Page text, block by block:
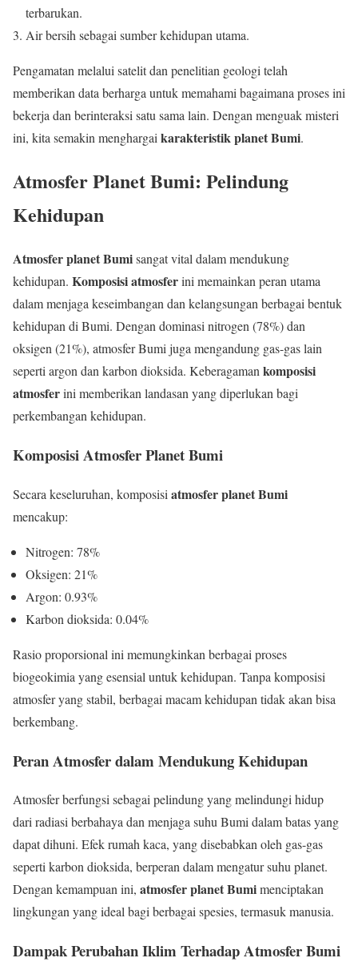
terbarukan.
Air bersih sebagai sumber kehidupan utama.
Pengamatan melalui satelit dan penelitian geologi telah
memberikan data berharga untuk memahami bagaimana proses ini
bekerja dan berinteraksi satu sama lain. Dengan menguak misteri
ini, kita semakin menghargai karakteristik planet Bumi.
Atmosfer Planet Bumi: Pelindung
Kehidupan
Atmosfer planet Bumisangat vital dalam mendukung
kehidupan. Komposisi atmosferini memainkan peran utama
dalam menjaga keseimbangan dan kelangsungan berbagai bentuk
kehidupan di Bumi. Dengan dominasi nitrogen (78%) dan
oksigen (21%), atmosfer Bumi juga mengandung gas-gas lain
seperti argon dan karbon dioksida. Keberagamankomposisi
atmosferini memberikan landasan yang diperlukan bagi
perkembangan kehidupan.
Komposisi Atmosfer Planet Bumi
Secara keseluruhan, komposisi atmosfer planet Bumi
mencakup:
Nitrogen: 78%
Oksigen: 21%
Argon: 0.93%
Karbon dioksida: 0.04%
Rasio proporsional ini memungkinkan berbagai proses
biogeokimia yang esensial untuk kehidupan. Tanpa komposisi
atmosfer yang stabil, berbagai macam kehidupan tidak akan bisa
berkembang.
Peran Atmosfer dalam Mendukung Kehidupan
Atmosfer berfungsi sebagai pelindung yang melindungi hidup
dari radiasi berbahaya dan menjaga suhu Bumi dalam batas yang
dapat dihuni. Efek rumah kaca, yang disebabkan oleh gas-gas
seperti karbon dioksida, berperan dalam mengatur suhu planet.
Dengan kemampuan ini, atmosfer planet Bumimenciptakan
lingkungan yang ideal bagi berbagai spesies, termasuk manusia.
Dampak Perubahan Iklim Terhadap Atmosfer Bumi